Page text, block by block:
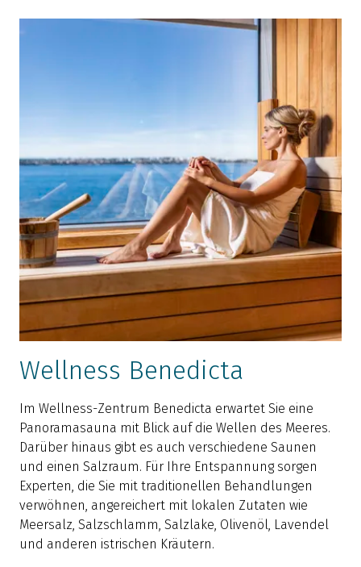
Wellness Benedicta
Im Wellness-Zentrum Benedicta erwartet Sie eine
Panoramasauna mit Blick auf die Wellen des Meeres.
Darüber hinaus gibt es auch verschiedene Saunen
und einen Salzraum. Für Ihre Entspannung sorgen
Experten, die Sie mit traditionellen Behandlungen
verwöhnen, angereichert mit lokalen Zutaten wie
Meersalz, Salzschlamm, Salzlake, Olivenöl, Lavendel
und anderen istrischen Kräutern.